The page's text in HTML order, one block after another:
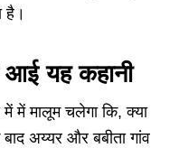
है।
आई यह कहानी
में मालूम चलेगा कि, क्या
अय्यर और बबीता गांव